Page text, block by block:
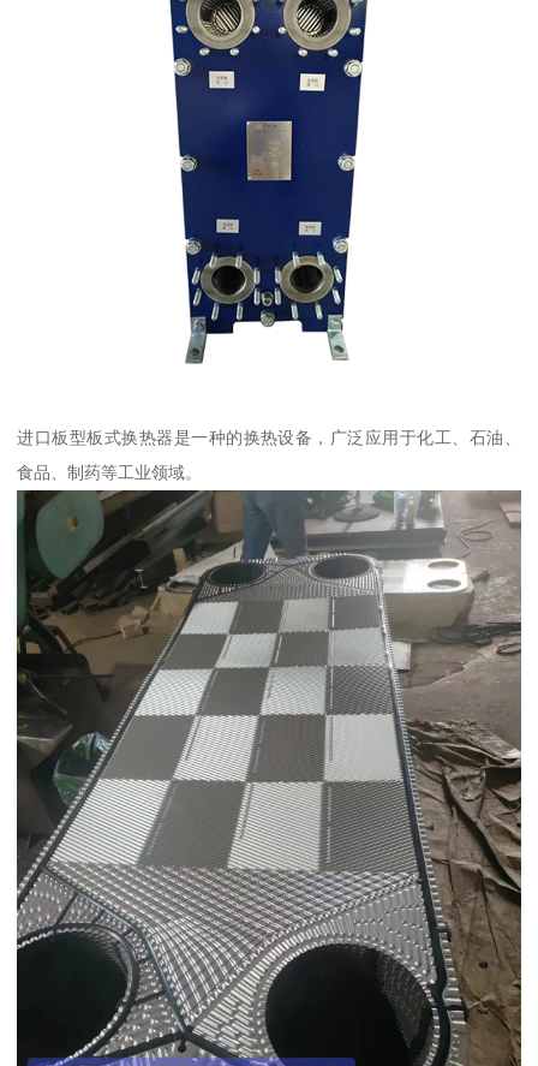
进口板型板式换热器是一种的换热设备，广泛应用于化工、石油、
食品、制药等工业领域。